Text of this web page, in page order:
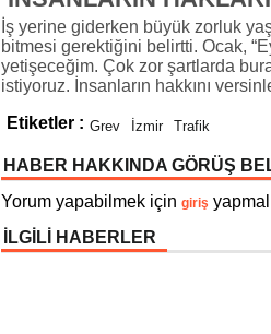
İş yerine giderken büyük zorluk
bitmesi gerektiğini belirtti. Ocak,
yetişeceğim. Çok zor şartlarda
istiyoruz. İnsanların hakkını
Etiketler : Grev İzmir Trafik
HABER HAKKINDA GÖRÜŞ
Yorum yapabilmek için giriş
İLGİLİ HABERLER